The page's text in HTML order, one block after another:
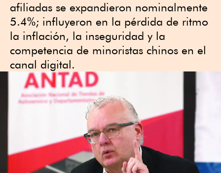
afiliadas se expandieron nominalmente
5.4%; influyeron en la pérdida de ritmo
la inflación, la inseguridad y la
competencia de minoristas chinos en el
canal digital.